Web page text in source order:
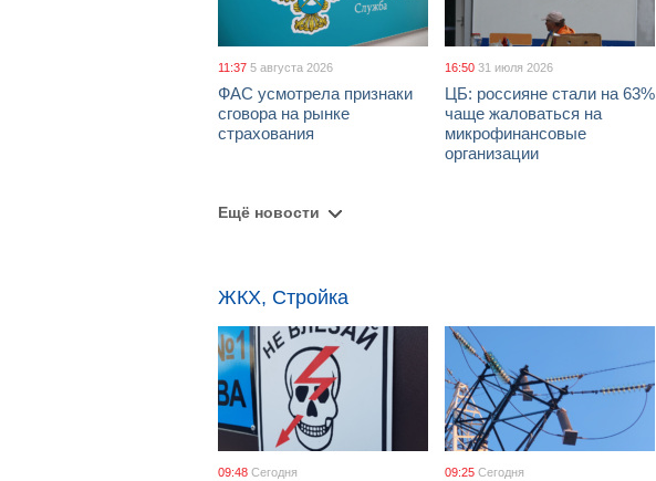
11:37 5 августа 2026
ФАС усмотрела признаки
сговора на рынке
страхования
16:50 31 июля 2026
ЦБ: россияне стали на 63%
чаще жаловаться на
микрофинансовые
организации
Ещё новости
ЖКХ, Стройка
09:48 Сегодня 09:25 Сегодня